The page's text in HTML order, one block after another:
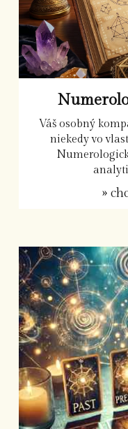
Váš osobný
niekedy vo
»